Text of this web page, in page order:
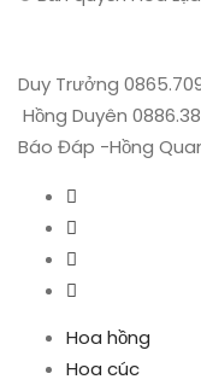
Duy Trưởng
Hồng Duyên
Báo Đáp -Hồng
Hoa hồng
Hoa cúc